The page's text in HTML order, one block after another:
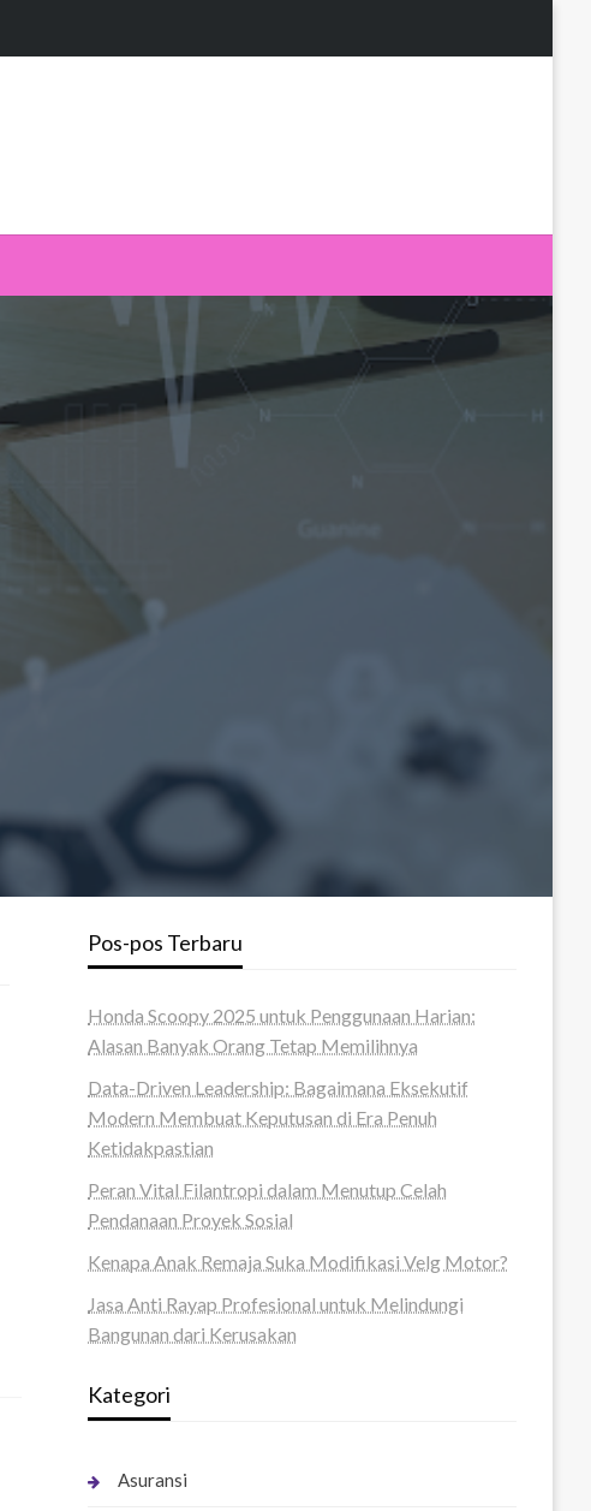
Pos-pos Terbaru
Honda Scoopy 2025 untuk Penggunaan Harian:
Alasan Banyak Orang Tetap Memilihnya
Data-Driven Leadership: Bagaimana Eksekutif
Modern Membuat Keputusan di Era Penuh
Ketidakpastian
Peran Vital Filantropi dalam Menutup Celah
Pendanaan Proyek Sosial
Kenapa Anak Remaja Suka Modifikasi Velg Motor?
Jasa Anti Rayap Profesional untuk Melindungi
Bangunan dari Kerusakan
Kategori
Asuransi